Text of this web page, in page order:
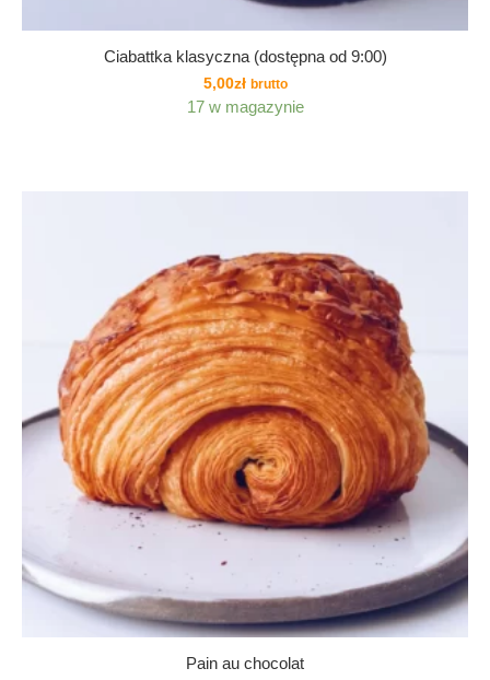
Ciabattka klasyczna (dostępna od 9:00)
5,00zł brutto
17 w magazynie
Pain au chocolat